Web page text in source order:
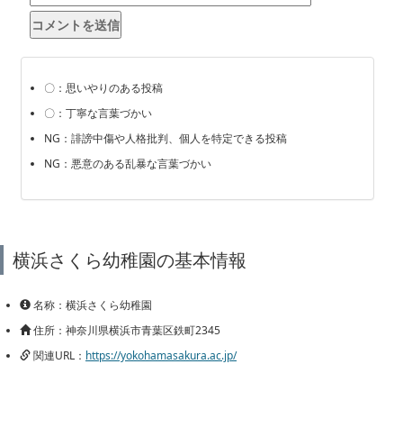
〇：思いやりのある投稿
〇：丁寧な言葉づかい
NG：誹謗中傷や人格批判、個人を特定できる投稿
NG：悪意のある乱暴な言葉づかい
横浜さくら幼稚園の基本情報
名称：横浜さくら幼稚園
住所：神奈川県横浜市青葉区鉄町2345
関連URL： https://yokohamasakura.ac.jp/